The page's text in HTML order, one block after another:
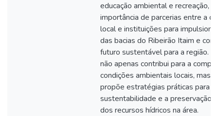
educação ambiental e recreação,
importância de parcerias entre a
local e instituições para
das bacias do Ribeirão Itaim e
futuro sustentável para a região.
não apenas contribui para a
condições ambientais locais, mas
propõe estratégias práticas para
sustentabilidade e a preservação
dos recursos hídricos na área.